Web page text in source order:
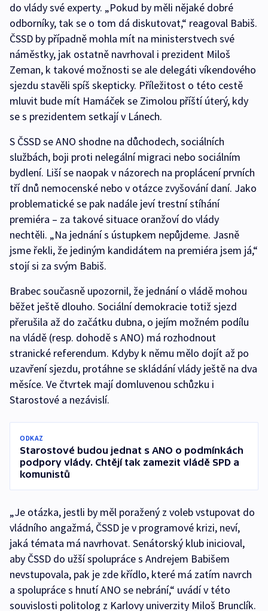
do vlády své experty. „Pokud by měli nějaké dobré
odborníky, tak se o tom dá diskutovat,“ reagoval Babiš.
ČSSD by případně mohla mít na ministerstvech své
náměstky, jak ostatně navrhoval i prezident Miloš
Zeman, k takové možnosti se ale delegáti víkendového
sjezdu stavěli spíš skepticky. Příležitost o této cestě
mluvit bude mít Hamáček se Zimolou příští úterý, kdy
se s prezidentem setkají v Lánech.
S ČSSD se ANO shodne na důchodech, sociálních
službách, boji proti nelegální migraci nebo sociálním
bydlení. Liší se naopak v názorech na proplácení prvních
tří dnů nemocenské nebo v otázce zvyšování daní. Jako
problematické se pak nadále jeví trestní stíhání
premiéra – za takové situace oranžoví do vlády
nechtěli. „Na jednání s ústupkem nepůjdeme. Jasně
jsme řekli, že jediným kandidátem na premiéra jsem já,“
stojí si za svým Babiš.
Brabec současně upozornil, že jednání o vládě mohou
běžet ještě dlouho. Sociální demokracie totiž sjezd
přerušila až do začátku dubna, o jejím možném podílu
na vládě (resp. dohodě s ANO) má rozhodnout
stranické referendum. Kdyby k němu mělo dojít až po
uzavření sjezdu, protáhne se skládání vlády ještě na dva
měsíce. Ve čtvrtek mají domluvenou schůzku i
Starostové a nezávislí.
ODKAZ
Starostové budou jednat s ANO o podmínkách
podpory vlády. Chtějí tak zamezit vládě SPD a
komunistů
„Je otázka, jestli by měl poražený z voleb vstupovat do
vládního angažmá, ČSSD je v programové krizi, neví,
jaká témata má navrhovat. Senátorský klub inicioval,
aby ČSSD do užší spolupráce s Andrejem Babišem
nevstupovala, pak je zde křídlo, které má zatím navrch
a spolupráce s hnutí ANO se nebrání,“ uvádí v této
souvislosti politolog z Karlovy univerzity Miloš Brunclík.